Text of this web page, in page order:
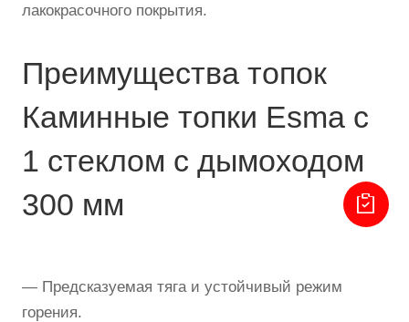
лакокрасочного покрытия.
Преимущества топок
Каминные топки Esma с
1 стеклом с дымоходом
300 мм
— Предсказуемая тяга и устойчивый режим
горения.